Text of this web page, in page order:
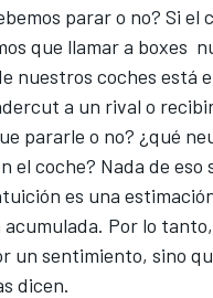
parar o no? Si el
que llamar a boxes
nuestros coches está
a un rival o
pararle o no? ¿qué
el coche? Nada de eso
es una
Por lo
un sentimiento, sino
dicen.